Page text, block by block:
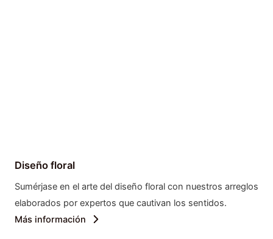
Diseño floral
Sumérjase en el arte del diseño floral con nuestros arreglos
elaborados por expertos que cautivan los sentidos.
Más información